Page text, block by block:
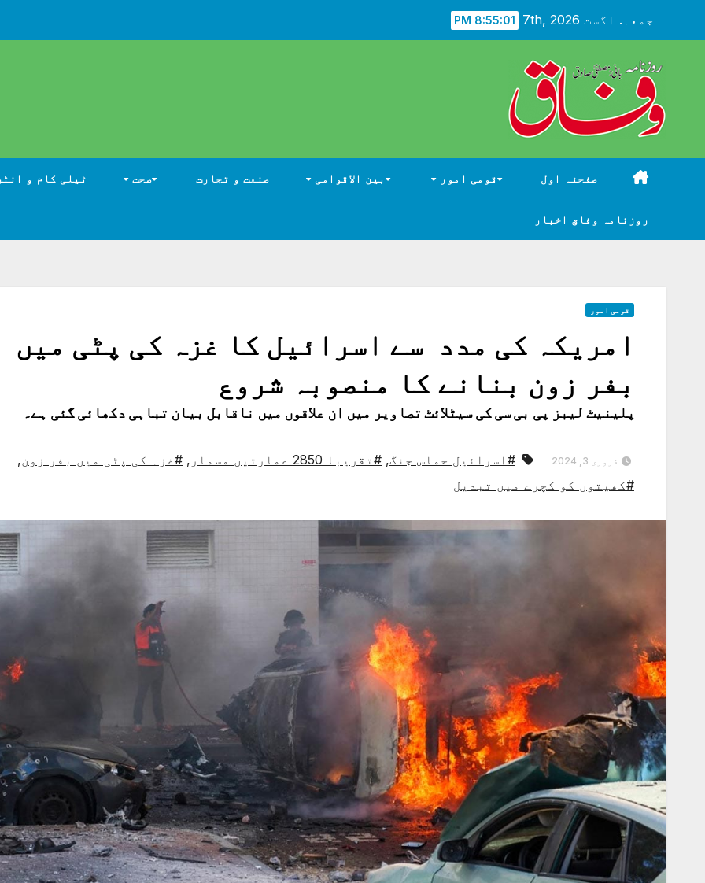
جمعہ. اگست 7th, 2026 8:55:03 PM
صفحئہ اول قومی امور بین الاقوامی صنعت و تجارت صحت ٹیلی کام و
روزنامہ وفاق اخبار
قومی امور
امریکہ کی مدد سے اسرائیل کا غزہ کی پٹی میں
بفر زون بنانے کا منصوبہ شروع
پلینیٹ لیبز پی بی سی کی سیٹلائٹ تصاویر میں ان علاقوں میں ناقابل بیان تباہی دکھائی گئی ہے۔
فروری 3, 2024 #اسرائیل حماس جنگ, #تقریبا 2850 عمارتیں مسمار , #غزہ کی پٹی میں بفر زون,
#کھیتوں کو کچرے میں تبدیل